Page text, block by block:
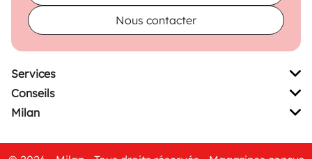
Nous contacter
Services
Conseils
Milan